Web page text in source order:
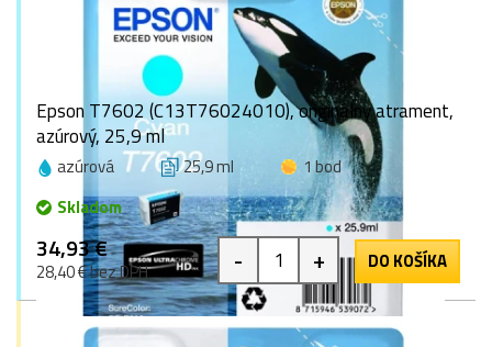
Epson T7602 (C13T76024010), originálny atrament,
azúrový, 25,9 ml
azúrová 25,9 ml
1 bod
Skladom
34,93 €
28,40 € bez DPH - + DO KOŠÍKA